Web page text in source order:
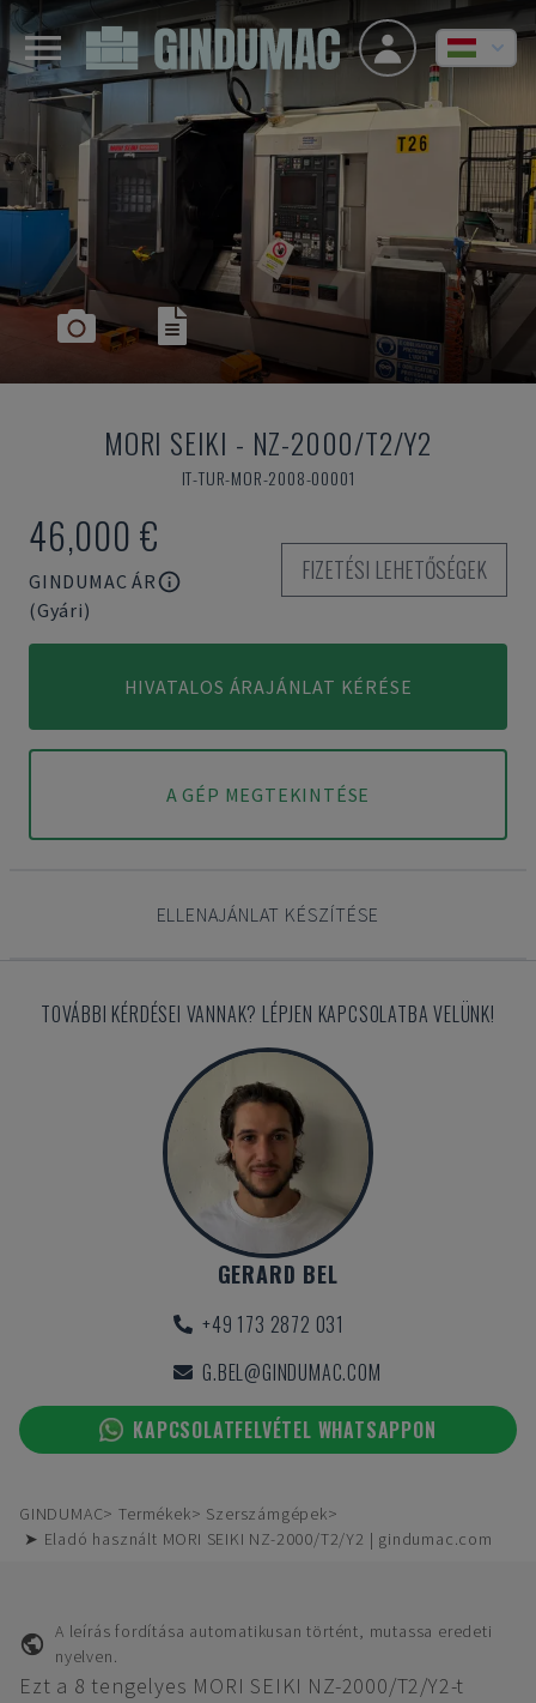
MORI SEIKI - NZ-2000/T2/Y2
IT-TUR-MOR-2008-00001
46,000 €
GINDUMAC ÁR
(Gyári)
FIZETÉSI LEHETŐSÉGEK
HIVATALOS ÁRAJÁNLAT KÉRÉSE
A GÉP MEGTEKINTÉSE
ELLENAJÁNLAT KÉSZÍTÉSE
TOVÁBBI KÉRDÉSEI VANNAK? LÉPJEN KAPCSOLATBA VELÜNK!
GERARD BEL
+49 173 2872 031
G.BEL@GINDUMAC.COM
KAPCSOLATFELVÉTEL WHATSAPPON
GINDUMAC Termékek
Szerszámgépek
➤ Eladó használt MORI SEIKI NZ-2000/T2/Y2 | gindumac.com
A leírás fordítása automatikusan történt, mutassa eredeti
nyelven.
Ezt a 8 tengelyes MORI SEIKI NZ-2000/T2/Y2-t